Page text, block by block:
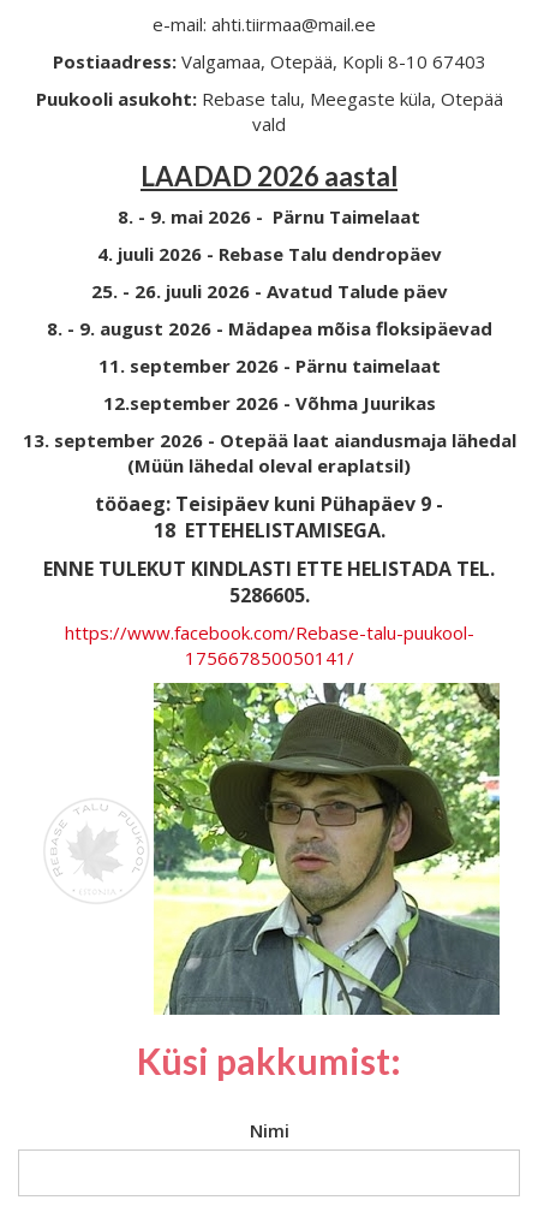
e-mail: ahti.tiirmaa@mail.ee
Postiaadress: Valgamaa, Otepää, Kopli 8-10 67403
Puukooli asukoht: Rebase talu, Meegaste küla, Otepää
vald
LAADAD 2026 aastal
8. - 9. mai 2026 - Pärnu Taimelaat
4. juuli 2026 - Rebase Talu dendropäev
25. - 26. juuli 2026 - Avatud Talude päev
8. - 9. august 2026 - Mädapea mõisa floksipäevad
11. september 2026 - Pärnu taimelaat
12.september 2026 - Võhma Juurikas
13. september 2026 - Otepää laat aiandusmaja lähedal
(Müün lähedal oleval eraplatsil)
tööaeg: Teisipäev kuni Pühapäev 9 -
18 ETTEHELISTAMISEGA.
ENNE TULEKUT KINDLASTI ETTE HELISTADA TEL.
5286605.
https://www.facebook.com/Rebase-talu-puukool-
175667850050141/
Küsi pakkumist:
Nimi